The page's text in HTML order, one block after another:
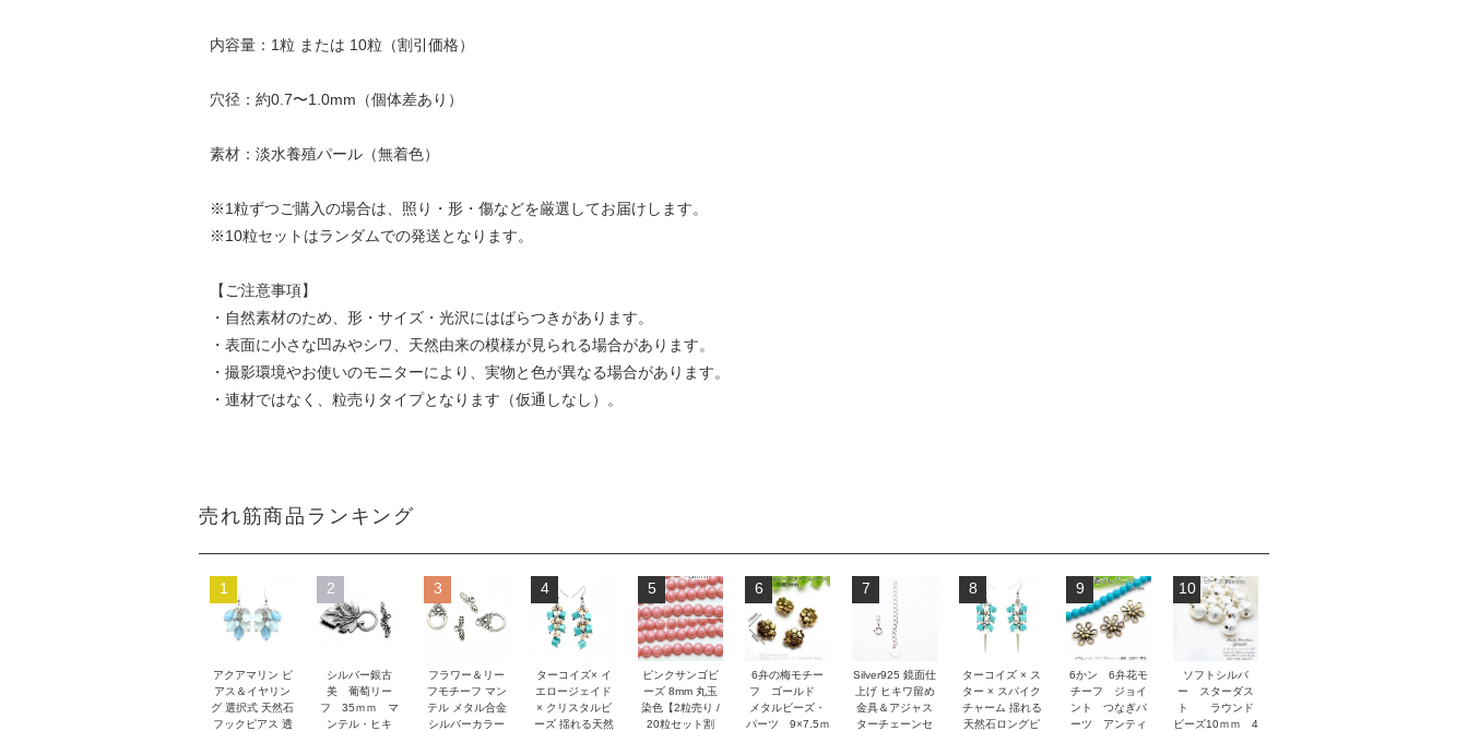
内容量：1粒 または 10粒（割引価格）
穴径：約0.7〜1.0mm（個体差あり）
素材：淡水養殖パール（無着色）
※1粒ずつご購入の場合は、照り・形・傷などを厳選してお届けします。
※10粒セットはランダムでの発送となります。
【ご注意事項】
・自然素材のため、形・サイズ・光沢にはばらつきがあります。
・表面に小さな凹みやシワ、天然由来の模様が見られる場合があります。
・撮影環境やお使いのモニターにより、実物と色が異なる場合があります。
・連材ではなく、粒売りタイプとなります（仮通しなし）。
売れ筋商品ランキング
1
アクアマリン ピ
アス＆イヤリン
グ 選択式 天然石
フックピアス 透
2
シルバー銀古
美 葡萄リー
フ 35ｍｍ マ
ンテル・ヒキ
3
フラワー＆リー
フモチーフ マン
テル メタル合金
シルバーカラー
4
ターコイズ× イ
エロージェイド
× クリスタルビ
ーズ 揺れる天然
5
ピンクサンゴビ
ーズ 8mm 丸玉
染色【2粒売り /
20粒セット割
6
6弁の梅モチー
フ ゴールド
メタルビーズ・
パーツ 9×7.5ｍ
7
Silver925 鏡面仕
上げ ヒキワ留め
金具＆アジャス
ターチェーンセ
8
ターコイズ × ス
ター × スパイク
チャーム 揺れる
天然石ロングピ
9
6かン 6弁花モ
チーフ ジョイ
ント つなぎパ
ーツ アンティ
10
ソフトシルバ
ー スターダス
ト ラウンド
ビーズ10ｍｍ 4